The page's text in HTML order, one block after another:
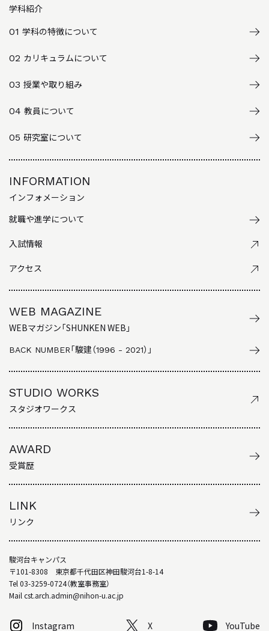
学科紹介
01 学科の特徴について
02 カリキュラムについて
03 授業や取り組み
04 教員について
05 研究室について
INFORMATION
インフォメーション
就職や進学について
入試情報
アクセス
WEB MAGAZINE
WEBマガジン「SHUNKEN WEB」
BACK NUMBER「駿建（1996 - 2021）」
STUDIO WORKS
スタジオワークス
AWARD
受賞歴
LINK
リンク
駿河台キャンパス
〒101-8308 東京都千代田区神田駿河台1-8-14
Tel 03-3259-0724（教室事務室）
Mail cst.arch.admin@nihon-u.ac.jp
Instagram X YouTube